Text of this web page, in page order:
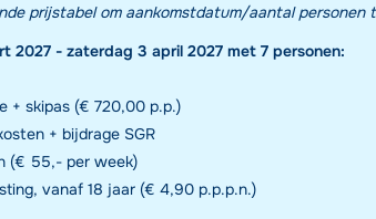
prijstabel om aankomstdatum/aantal personen
2027 - zaterdag 3 april 2027 met 7 personen:
+ skipas (€ 720,00 p.p.)
+ bijdrage SGR
(€ 55,- per week)
vanaf 18 jaar (€ 4,90 p.p.p.n.)